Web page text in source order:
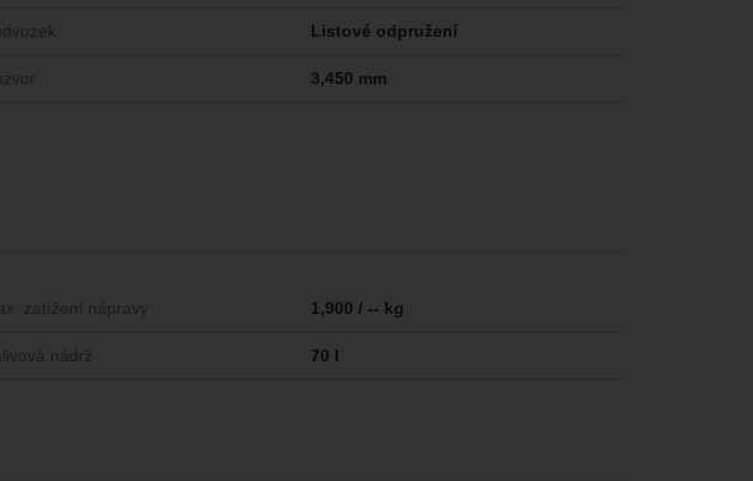
Listové odpružení
3,450 mm
zatížení nápravy 1,900 / -- kg
nádrž 70 l